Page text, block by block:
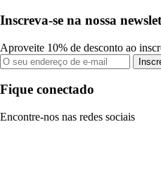
Inscreva-se na nossa
Aproveite 10% de desconto ao
Fique conectado
Encontre-nos nas redes sociais